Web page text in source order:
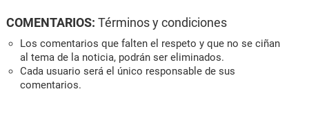
COMENTARIOS: Términos y condiciones
Los comentarios que falten el respeto y que no se ciñan
al tema de la noticia, podrán ser eliminados.
Cada usuario será el único responsable de sus
comentarios.